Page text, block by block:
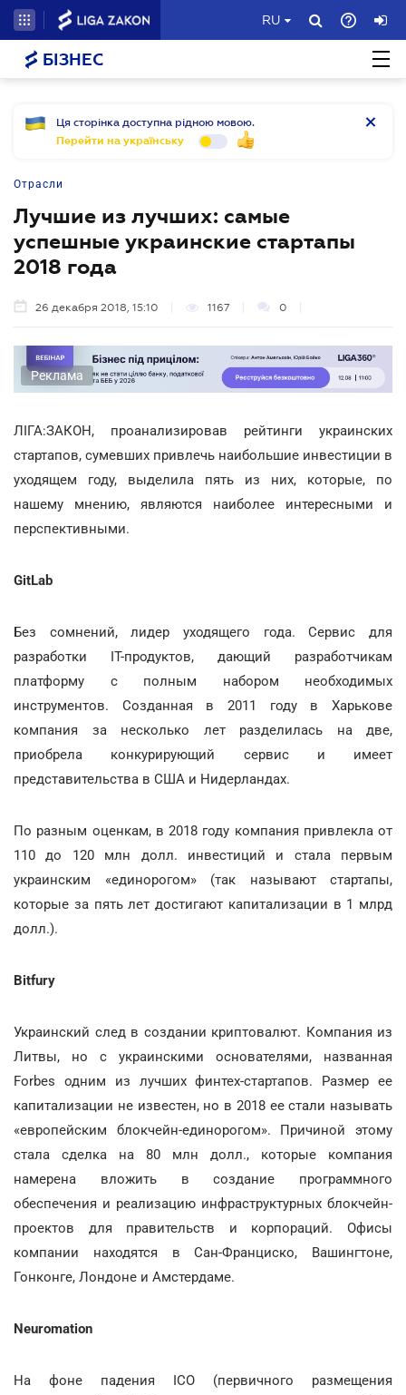
RU
БІЗНЕС
Ця сторінка доступна рідною мовою.
Перейти на українську
Отрасли
Лучшие из лучших: самые
успешные украинские стартапы
2018 года
26 декабря 2018, 15:10 1167 0
Реклама
ЛІГА:ЗАКОН, проанализировав рейтинги украинских
стартапов, сумевших привлечь наибольшие инвестиции в
уходящем году, выделила пять из них, которые, по
нашему мнению, являются наиболее интересными и
перспективными.
GitLab
Без сомнений, лидер уходящего года. Сервис для
разработки IT-продуктов, дающий разработчикам
платформу с полным набором необходимых
инструментов. Созданная в 2011 году в Харькове
компания за несколько лет разделилась на две,
приобрела конкурирующий сервис и имеет
представительства в США и Нидерландах.
По разным оценкам, в 2018 году компания привлекла от
110 до 120 млн долл. инвестиций и стала первым
украинским «единорогом» (так называют стартапы,
которые за пять лет достигают капитализации в 1 млрд
долл.).
Bitfury
Украинский след в создании криптовалют. Компания из
Литвы, но с украинскими основателями, названная
Forbes одним из лучших финтех-стартапов. Размер ее
капитализации не известен, но в 2018 ее стали называть
«европейским блокчейн-единорогом». Причиной этому
стала сделка на 80 млн долл., которые компания
намерена вложить в создание программного
обеспечения и реализацию инфраструктурных блокчейн-
проектов для правительств и корпораций. Офисы
компании находятся в Сан-Франциско, Вашингтоне,
Гонконге, Лондоне и Амстердаме.
Neuromation
На фоне падения ICO (первичного размещения